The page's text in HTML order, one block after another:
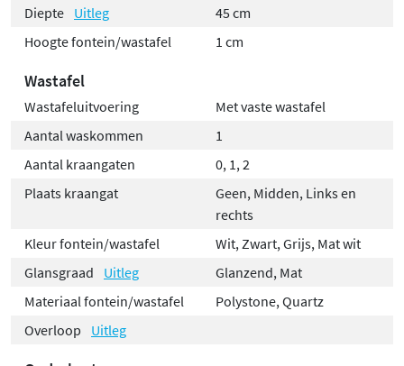
Diepte Uitleg
45 cm
Hoogte fontein/wastafel
1 cm
Wastafel
Wastafeluitvoering
Met vaste wastafel
Aantal waskommen
1
Aantal kraangaten
0, 1, 2
Plaats kraangat
Geen, Midden, Links en
rechts
Kleur fontein/wastafel
Wit, Zwart, Grijs, Mat wit
Glansgraad
Uitleg
Glanzend, Mat
Materiaal fontein/wastafel
Polystone, Quartz
Overloop
Uitleg